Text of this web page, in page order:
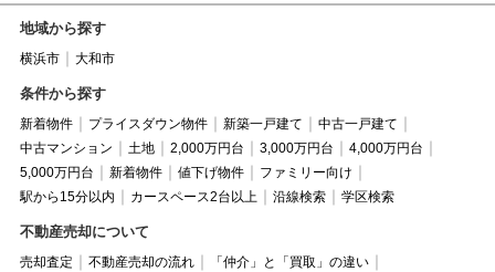
地域から探す
横浜市 大和市
条件から探す
新着物件 プライスダウン物件 新築一戸建て
中古一戸建て
中古マンション
土地 2,000万円台 3,000万円台
4,000万円台
5,000万円台
新着物件 値下げ物件
ファミリー向け
駅から15分以内
カースペース2台以上 沿線検索 学区検索
不動産売却について
売却査定 不動産売却の流れ
「仲介」と「買取」の違い